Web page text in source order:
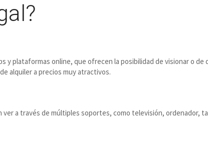
y plataformas online, que ofrecen la posibilidad de visionar o
alquiler a precios muy atractivos.
ver a través de múltiples soportes, como televisión, ordenador,